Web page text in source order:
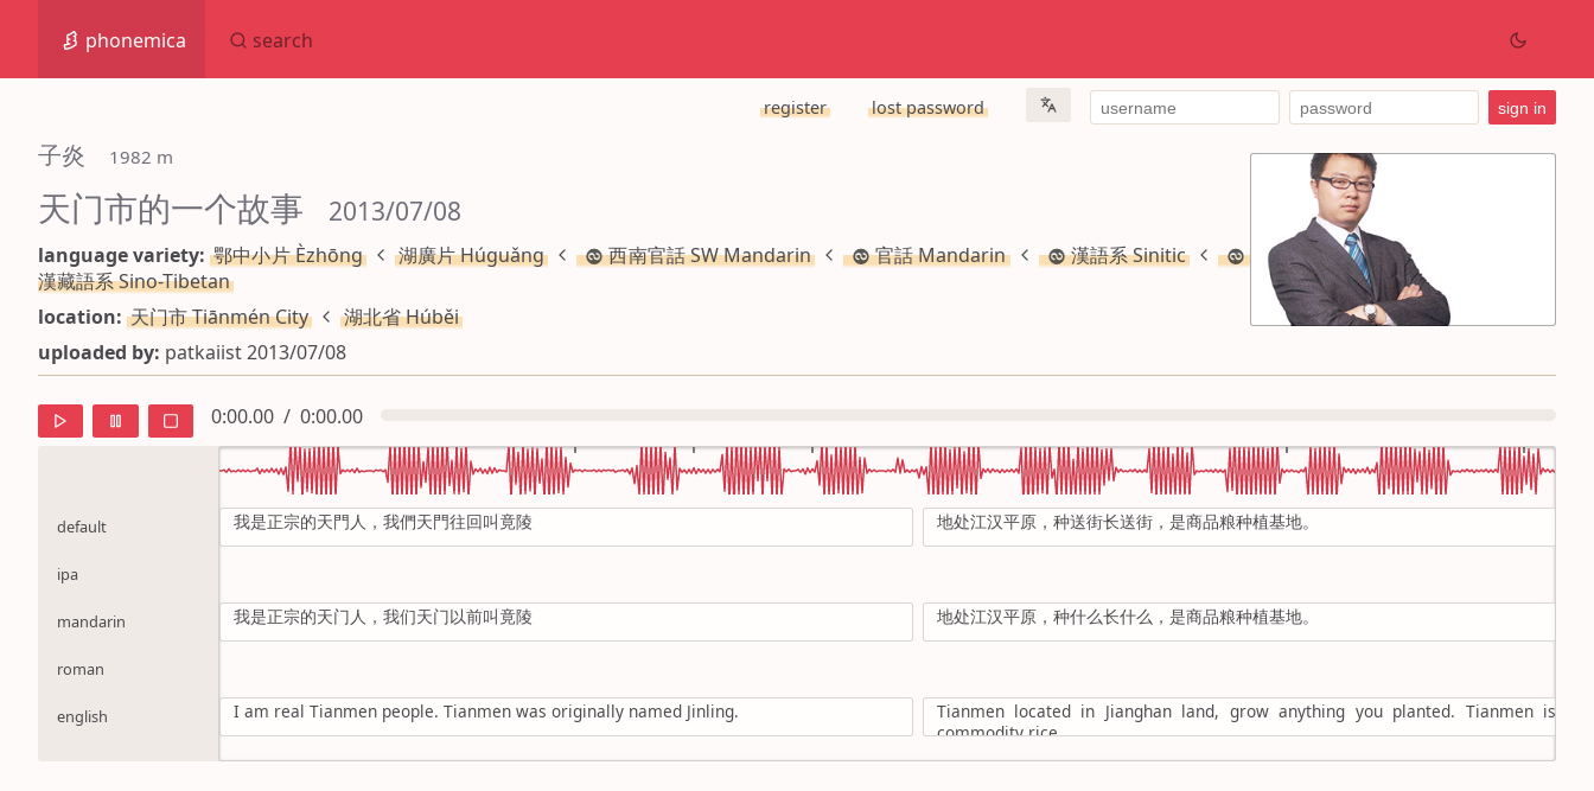
phonemica search
register lost password
子炎 1982 m
天门市的一个故事 2013/07/08
language variety:鄂中小片 Èzhōng 湖廣片 Húguǎng 西南官話 SW Mandarin 官話 Mandarin
漢語系 Sinitic
漢藏語系 Sino-Tibetan
location: 天门市 Tiānmén City
湖北省 Húběi
uploaded by: patkaiist 2013/07/08
0:00.00 / 0:00.00
default
ipa
mandarin
roman
english
我是正宗的天門人，我們天門往回叫竟陵 地处江汉平原，种送街长送街，是商品粮种植基地。
我是正宗的天门人，我们天门以前叫竟陵 地处江汉平原，种什么长什么，是商品粮种植基地。
I am real Tianmen people. Tianmen was originally named Jinling.
Tianmen located in Jianghan land, grow anything you planted. Tianmen is
commodity rice.